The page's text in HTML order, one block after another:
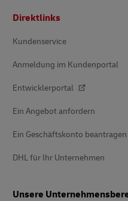
Direktlinks
Kundenservice
Anmeldung im Kundenportal
Entwicklerportal
Ein Angebot anfordern
Ein Geschäftskonto beantragen
DHL für Ihr Unternehmen
Unsere